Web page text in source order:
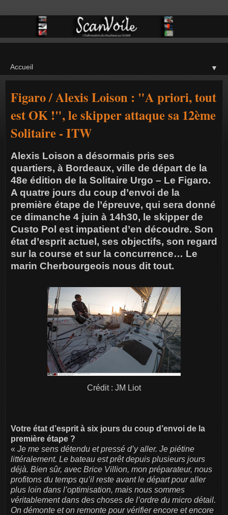
▼
Figaro / Alexis Loison : "A priori, tout
est OK !", le skipper attaque sa 12ème
Solitaire - ITW
Alexis Loison a désormais pris ses
quartiers, à Bordeaux, ville de départ de la
48e édition de la Solitaire Urgo – Le Figaro.
A quatre jours du coup d’envoi de la
première étape de l’épreuve, qui sera donné
ce dimanche 4 juin à 14h30, le skipper de
Custo Pol est impatient d’en découdre. Son
état d’esprit actuel, ses objectifs, son regard
sur la course et sur la concurrence… Le
marin Cherbourgeois nous dit tout.
Crédit : JM Liot
Votre état d’esprit à six jours du coup d’envoi de la
première étape ?
« Je me sens détendu et pressé d’y aller. Je piétine
littéralement. Le bateau est prêt depuis plusieurs jours
déjà. Bien sûr, avec Brice Villion, mon préparateur, nous
profitons du temps qu’il reste avant le départ pour aller
plus loin dans l’optimisation, mais nous sommes
véritablement dans des choses de l’ordre du micro détail.
On démonte et on remonte pour vérifier encore et encore